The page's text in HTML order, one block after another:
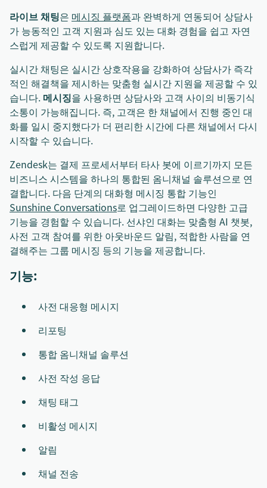
라이브 채팅은 메시징 플랫폼과 완벽하게 연동되어 상담사
가 능동적인 고객 지원과 심도 있는 대화 경험을 쉽고 자연
스럽게 제공할 수 있도록 지원합니다.
실시간 채팅은 실시간 상호작용을 강화하여 상담사가 즉각
적인 해결책을 제시하는 맞춤형 실시간 지원을 제공할 수 있
습니다. 메시징을 사용하면 상담사와 고객 사이의 비동기식
소통이 가능해집니다. 즉, 고객은 한 채널에서 진행 중인 대
화를 일시 중지했다가 더 편리한 시간에 다른 채널에서 다시
시작할 수 있습니다.
Zendesk는 결제 프로세서부터 타사 봇에 이르기까지 모든
비즈니스 시스템을 하나의 통합된 옴니채널 솔루션으로 연
결합니다. 다음 단계의 대화형 메시징 통합 기능인
Sunshine Conversations로 업그레이드하면 다양한 고급
기능을 경험할 수 있습니다. 선샤인 대화는 맞춤형 AI 챗봇,
사전 고객 참여를 위한 아웃바운드 알림, 적합한 사람을 연
결해주는 그룹 메시징 등의 기능을 제공합니다.
기능:
사전 대응형 메시지
리포팅
통합 옴니채널 솔루션
사전 작성 응답
채팅 태그
비활성 메시지
알림
채널 전송